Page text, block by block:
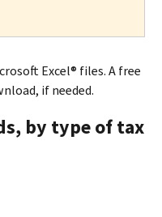
Excel® files. A free
if needed.
by type of tax